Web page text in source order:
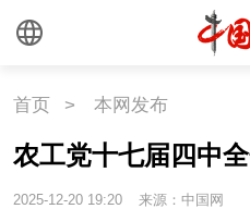
首页 > 本网发布
农工党十七届四中
2025-12-20 19:20 来源：中国网